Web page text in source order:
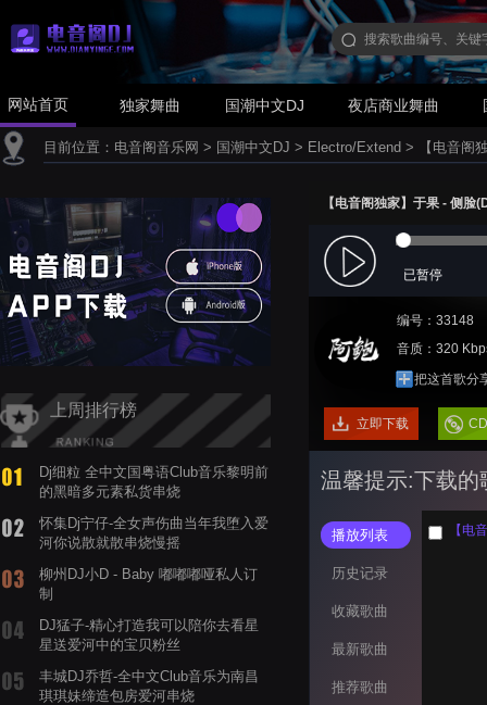
网站首页 独家舞曲 国潮中文DJ 夜店商业舞曲
目前位置： 电音阁音乐网 > 国潮中文DJ > Electro/Extend > 【电音阁
上周排行榜
Dj细粒 全中文国粤语Club音乐黎明前
的黑暗多元素私货串烧
怀集Dj宁仔-全女声伤曲当年我堕入爱
河你说散就散串烧慢摇
柳州DJ小D - Baby 嘟嘟嘟哑私人订
制
DJ猛子-精心打造我可以陪你去看星
星送爱河中的宝贝粉丝
丰城DJ乔哲-全中文Club音乐为南昌
琪琪妹缔造包房爱河串烧
【电音阁独家】于果 - 侧
已暂停
编号：33148
音质：320
把这首歌分
立即下载
温馨提示:下载的
播放列表
历史记录
收藏歌曲
最新歌曲
推荐歌曲
【电